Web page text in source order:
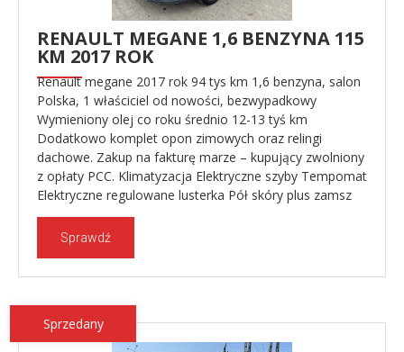
RENAULT MEGANE 1,6 BENZYNA 115
KM 2017 ROK
Renault megane 2017 rok 94 tys km 1,6 benzyna, salon
Polska, 1 właściciel od nowości, bezwypadkowy
Wymieniony olej co roku średnio 12-13 tyś km
Dodatkowo komplet opon zimowych oraz relingi
dachowe. Zakup na fakturę marze – kupujący zwolniony
z opłaty PCC. Klimatyzacja Elektryczne szyby Tempomat
Elektryczne regulowane lusterka Pół skóry plus zamsz
Sprawdź
Sprzedany